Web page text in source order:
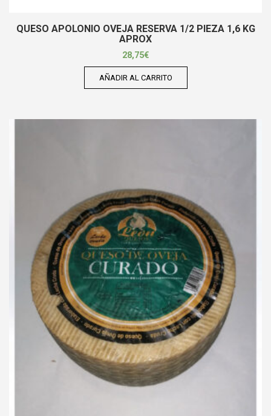
QUESO APOLONIO OVEJA RESERVA 1/2 PIEZA 1,6 KG
APROX
28,75€
AÑADIR AL CARRITO